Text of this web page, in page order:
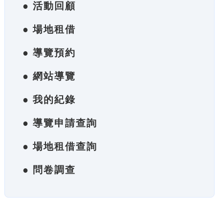
● 活動回顧
● 場地租借
● 導覽預約
● 網站導覽
● 我的紀錄
● 導覽申請查詢
● 場地租借查詢
● 問卷調查